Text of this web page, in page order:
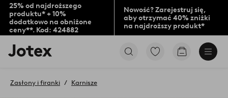
25% od najdroższego
produktu* + 10%
dodatkowo na obniżone
ceny**. Kod: 424882
Nowość? Zarejestruj się,
aby otrzymać 40% zniżki
na najdroższy produkt*
Logo
Jotex
na
PrzejdźPrzejdź
Zasłony i firanki Karnisze